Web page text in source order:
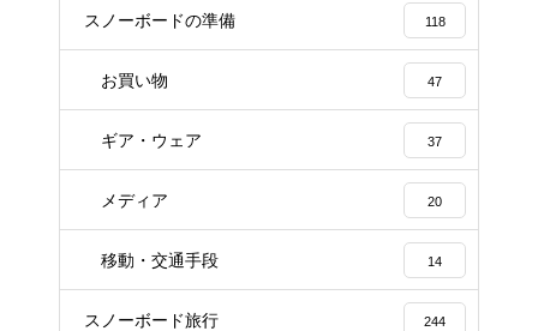
スノーボードの準備 118
お買い物 47
ギア・ウェア 37
メディア 20
移動・交通手段 14
スノーボード旅行 244